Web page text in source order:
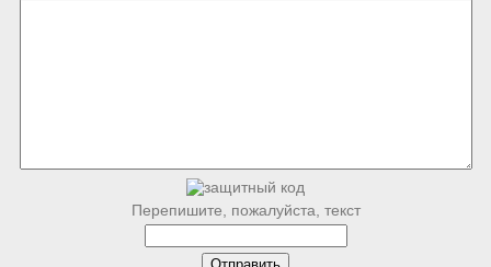
Перепишите, пожалуйста, текст